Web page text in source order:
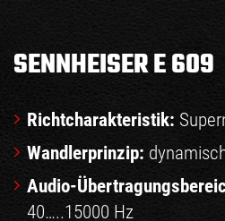
SENNHEISER E 609
Richtcharakteristik:
Wandlerprinzip:
Audio-
40…..15000 Hz